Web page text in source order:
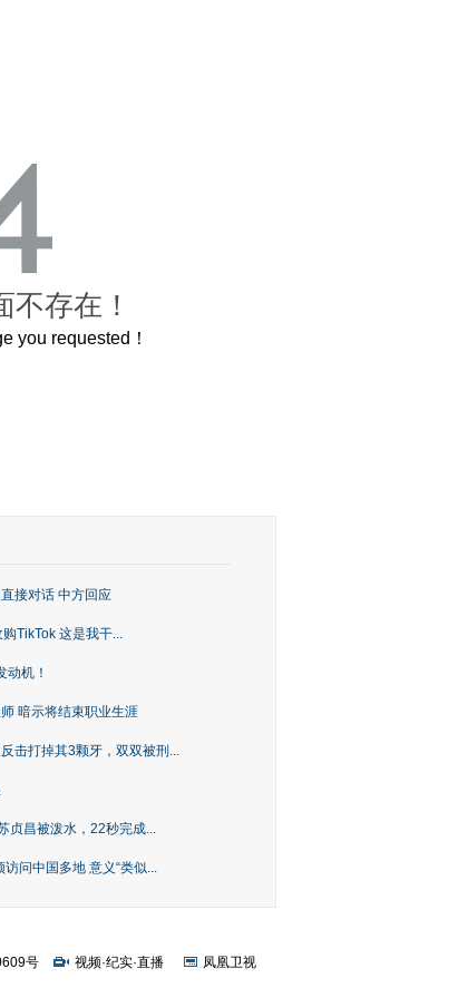
存在！
you requested！
接对话 中方回应
TikTok 这是我干...
动机！
暗示将结束职业生涯
击打掉其3颗牙，双双被刑...
贞昌被泼水，22秒完成...
问中国多地 意义“类似...
号 视频·纪实·直播
凤凰卫视